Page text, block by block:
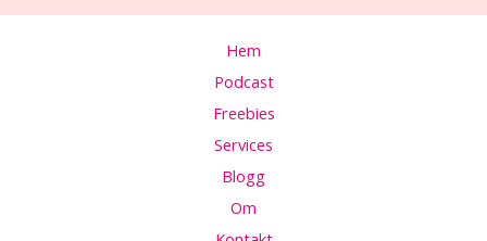
Hem
Podcast
Freebies
Services
Blogg
Om